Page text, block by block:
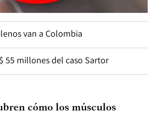
van a Colombia
55 millones del caso Sartor
cómo los músculos